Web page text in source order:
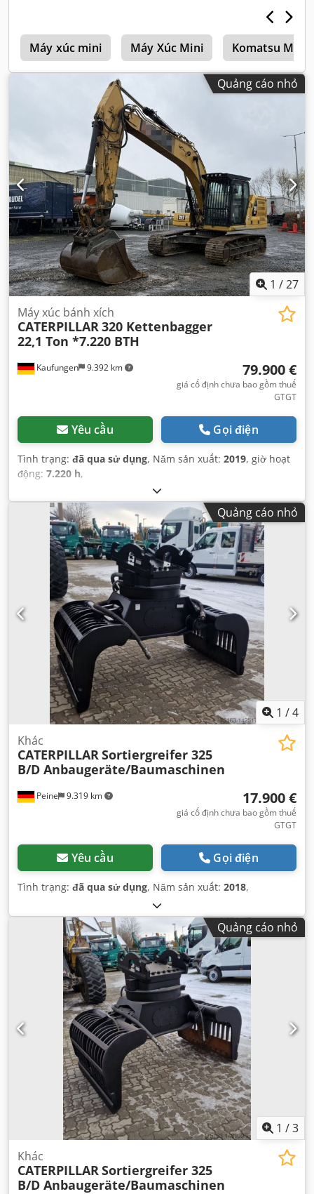
Máy xúc mini Máy Xúc Mini Komatsu Máy
Quảng cáo nhỏ
1 /27
Kaufungen 9.392 km
Máy xúc bánh xích
CATERPILLAR320 Kettenbagger
22,1 Ton *7.220 BTH
79.900 €
giá cố định chưa bao gồm thuế
GTGT
Yêu cầu Gọi điện
Tình trạng: đã qua sử dụng, Năm sản xuất: 2019, giờ hoạt
động: 7.220 h,
Quảng cáo nhỏ
1 /4
Peine 9.319 km
Khác
CATERPILLARSortiergreifer 325
B/D Anbaugeräte/Baumaschinen
17.900 €
giá cố định chưa bao gồm thuế
GTGT
Yêu cầu Gọi điện
Tình trạng: đã qua sử dụng, Năm sản xuất: 2018,
Quảng cáo nhỏ
1 /3
Khác
CATERPILLARSortiergreifer 325
B/D Anbaugeräte/Baumaschinen